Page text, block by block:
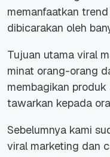
memanfaatkan
dibicarakan oleh
Tujuan utama viral
minat orang-orang
membagikan
tawarkan kepada
Sebelumnya kami
viral marketing dan